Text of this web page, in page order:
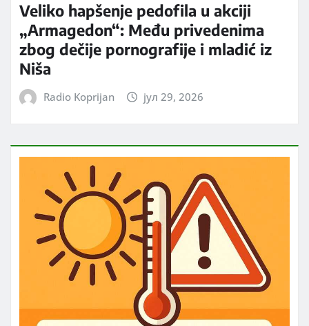
Veliko hapšenje pedofila u akciji
„Armagedon“: Među privedenima
zbog dečije pornografije i mladić iz
Niša
Radio Koprijan јул 29, 2026